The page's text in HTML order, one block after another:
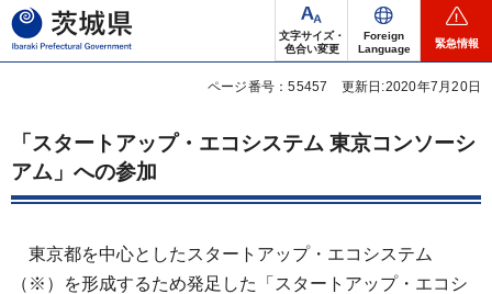
茨城県
文字サイズ・
色合い変更
Foreign
Language
緊急情報
ページ番号：55457 更新日:2020年7月20日
「スタートアップ・エコシステム 東京コンソーシ
アム」への参加
東京都を中心としたスタートアップ・エコシステム
（※）を形成するため発足した「スタートアップ・エコシ